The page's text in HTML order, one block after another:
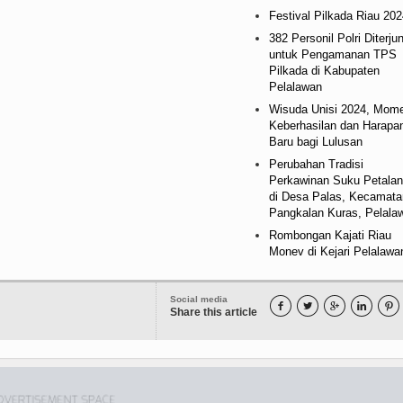
Festival Pilkada Riau
382 Personil Polri
untuk Pengamanan TPS
Pilkada di Kabupaten
Pelalawan
Wisuda Unisi 2024,
Keberhasilan dan
Baru bagi Lulusan
Perubahan Tradisi
Perkawinan Suku
di Desa Palas,
Pangkalan Kuras,
Rombongan Kajati Riau
Monev di Kejari
Social media
Share this article     